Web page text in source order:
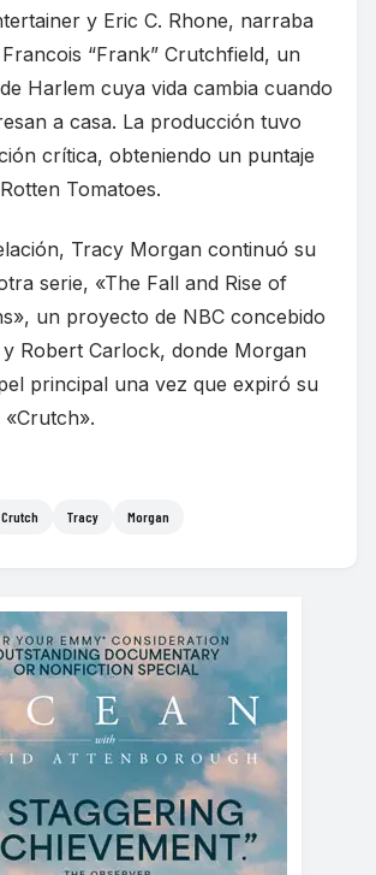
y Eric C. Rhone, narraba
“Frank” Crutchfield, un
Harlem cuya vida cambia cuando
a casa. La producción tuvo
crítica, obteniendo un puntaje
Tomatoes.
Tracy Morgan continuó su
serie, «The Fall and Rise of
un proyecto de NBC concebido
Robert Carlock, donde Morgan
principal una vez que expiró su
Crutch Tracy Morgan